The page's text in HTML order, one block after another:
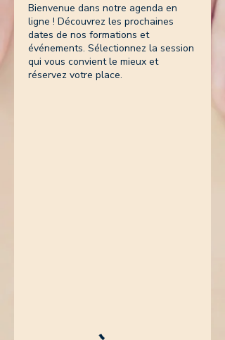
Bienvenue dans notre agenda en
ligne ! Découvrez les prochaines
dates de nos formations et
événements. Sélectionnez la session
qui vous convient le mieux et
réservez votre place.